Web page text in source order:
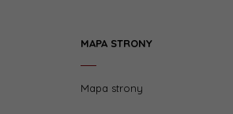
MAPA STRONY
Mapa strony